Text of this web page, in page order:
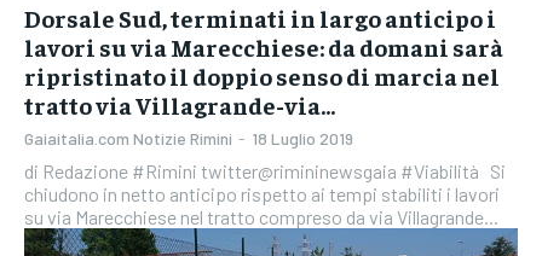
Dorsale Sud, terminati in largo anticipo i
lavori su via Marecchiese: da domani sarà
ripristinato il doppio senso di marcia nel
tratto via Villagrande-via...
Gaiaitalia.com Notizie Rimini - 18 Luglio 2019
di Redazione #Rimini twitter@rimininewsgaia #Viabilità Si
chiudono in netto anticipo rispetto ai tempi stabiliti i lavori
su via Marecchiese nel tratto compreso da via Villagrande...